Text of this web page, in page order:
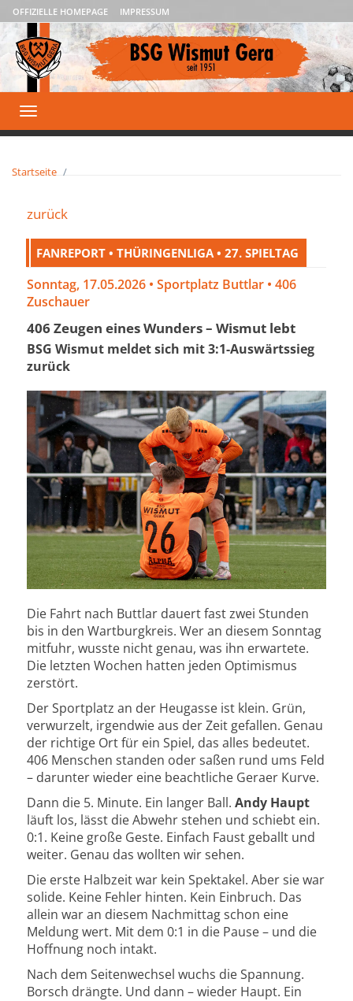
OFFIZIELLE HOMEPAGE IMPRESSUM
Toggle
navigation
Startseite
zurück
FANREPORT • THÜRINGENLIGA • 27. SPIELTAG
Sonntag, 17.05.2026 • Sportplatz Buttlar • 406
Zuschauer
406 Zeugen eines Wunders – Wismut lebt
BSG Wismut meldet sich mit 3:1-Auswärtssieg
zurück
Die Fahrt nach Buttlar dauert fast zwei Stunden
bis in den Wartburgkreis. Wer an diesem Sonntag
mitfuhr, wusste nicht genau, was ihn erwartete.
Die letzten Wochen hatten jeden Optimismus
zerstört.
Der Sportplatz an der Heugasse ist klein. Grün,
verwurzelt, irgendwie aus der Zeit gefallen. Genau
der richtige Ort für ein Spiel, das alles bedeutet.
406 Menschen standen oder saßen rund ums Feld
– darunter wieder eine beachtliche Geraer Kurve.
Dann die 5. Minute. Ein langer Ball. Andy Haupt
läuft los, lässt die Abwehr stehen und schiebt ein.
0:1. Keine große Geste. Einfach Faust geballt und
weiter. Genau das wollten wir sehen.
Die erste Halbzeit war kein Spektakel. Aber sie war
solide. Keine Fehler hinten. Kein Einbruch. Das
allein war an diesem Nachmittag schon eine
Meldung wert. Mit dem 0:1 in die Pause – und die
Hoffnung noch intakt.
Nach dem Seitenwechsel wuchs die Spannung.
Borsch drängte. Und dann – wieder Haupt. Ein